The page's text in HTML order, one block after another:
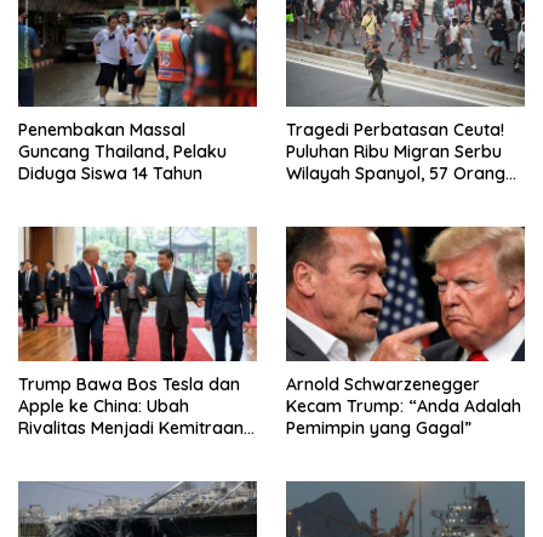
Penembakan Massal
Guncang Thailand, Pelaku
Diduga Siswa 14 Tahun
Tragedi Perbatasan Ceuta!
Puluhan Ribu Migran Serbu
Wilayah Spanyol, 57 Orang
Trump Bawa Bos Tesla dan
Apple ke China: Ubah
Rivalitas Menjadi Kemitraan
Arnold Schwarzenegger
Kecam Trump: “Anda Adalah
Pemimpin yang Gagal”